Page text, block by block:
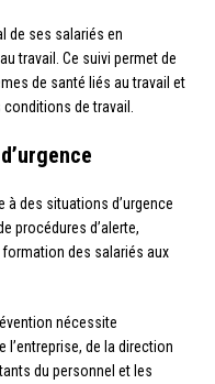
de ses salariés en
travail. Ce suivi permet de
de santé liés au travail et
de travail.
à des situations d’urgence
procédures d’alerte,
des salariés aux
nécessite
l’entreprise, de la direction
du personnel et les